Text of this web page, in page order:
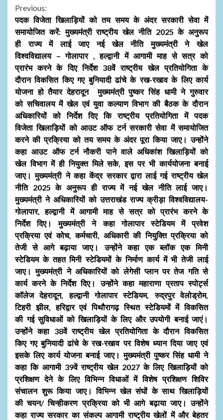
Continue
Reading
Previous:
पदक विजेता खिलाड़ियों को तय समय के अंदर सरकारी सेवा में
समायोजित करें: मुख्यमंत्री राष्ट्रीय खेल नीति 2025 के अनुरूप
ही राज्य में लाई जाए नई खेल नीति मुख्यमंत्री ने खेल
विश्वविद्यालय – गोलापार , हल्द्वानी में आगामी माह से सत्र को
प्रारंभ करने के दिए निर्देश 38वें राष्ट्रीय खेल प्रतियोगिता के
दौरान विकसित किए गए बुनियादी ढांचे के रख-रखाव के लिए कार्य
योजना हो तैयार देहरादून मुख्यमंत्री पुष्कर सिंह धामी ने गुरुवार
को सचिवालय में खेल एवं युवा कल्याण विभाग की बैठक के दौरान
अधिकारियों को निर्देश दिए कि राष्ट्रीय प्रतियोगिता में पदक
विजेता खिलाड़ियों को आउट ऑफ टर्न सरकारी सेवा में समायोजित
करने की प्रक्रिया को तय समय के अंदर पूरा किया जाए। उन्होंने
कहा आउट ऑफ टर्न नौकरी पाने वाले अधिकांश खिलाड़ियों को
खेल विभाग में ही नियुक्त मिले सके, इस पर भी कार्ययोजना बनाई
जाए। मुख्यमंत्री ने कहा केंद्र सरकार द्वारा लाई गई राष्ट्रीय खेल
नीति 2025 के अनुरूप ही राज्य में नई खेल नीति लाई जाए।
मुख्यमंत्री ने अधिकारियों को उत्तराखंड राज्य क्रीड़ा विश्वविद्यालय-
गोलापार, हल्द्वानी में आगामी माह से सत्र को प्रारंभ करने के
निर्देश दिए। मुख्यमंत्री ने कहा गोलापार स्टेडियम में प्रवेश
प्रक्रिया एवं कोच, कर्मचारी, अधिकारी की नियुक्ति प्रक्रिया को
तेजी से आगे बढ़ाया जाए। उन्होंने कहा एक ब्लॉक एक मिनी
स्टेडियम के तहत मिनी स्टेडियमों के निर्माण कार्य में भी तेजी लाई
जाए। मुख्यमंत्री ने अधिकारियों को लेगेसी प्लान पर तेज गति से
कार्य करने के निर्देश दिए। उन्होंने कहा महाराणा प्रताप स्पोर्ट्स
कॉलेज देहरादून, हल्द्वानी गोलापार स्टेडियम, रुद्रपुर वेलोड्रोम,
टिहरी झील, हरिद्वार एवं पिथौरागढ़ स्थित स्टेडियमों में विकसित
की गई सुविधाओं को खिलाड़ियों के लिए और उपयोगी बनाई जाएं।
उन्होंने कहा 38वें राष्ट्रीय खेल प्रतियोगिता के दौरान विकसित
किए गए बुनियादी ढांचे के रख-रखाव पर विशेष ध्यान दिया जाए एवं
इसके लिए कार्य योजना बनाई जाए। मुख्यमंत्री पुष्कर सिंह धामी ने
कहा कि आगामी 39वें राष्ट्रीय खेल 2027 के लिए खिलाड़ियों को
प्रशिक्षण देने के लिए विभिन्न विधाओं में विशेष प्रशिक्षण शिविर
संचालन शुरू किया जाए। विभिन्न खेल संघों के साथ खिलाड़ियों
की चयन/ चिन्हीकरण प्रक्रिया को भी आगे बढ़ाया जाए। उन्होंने
कहा राज्य सरकार का संकल्प आगामी राष्ट्रीय खेलों में और बेहतर